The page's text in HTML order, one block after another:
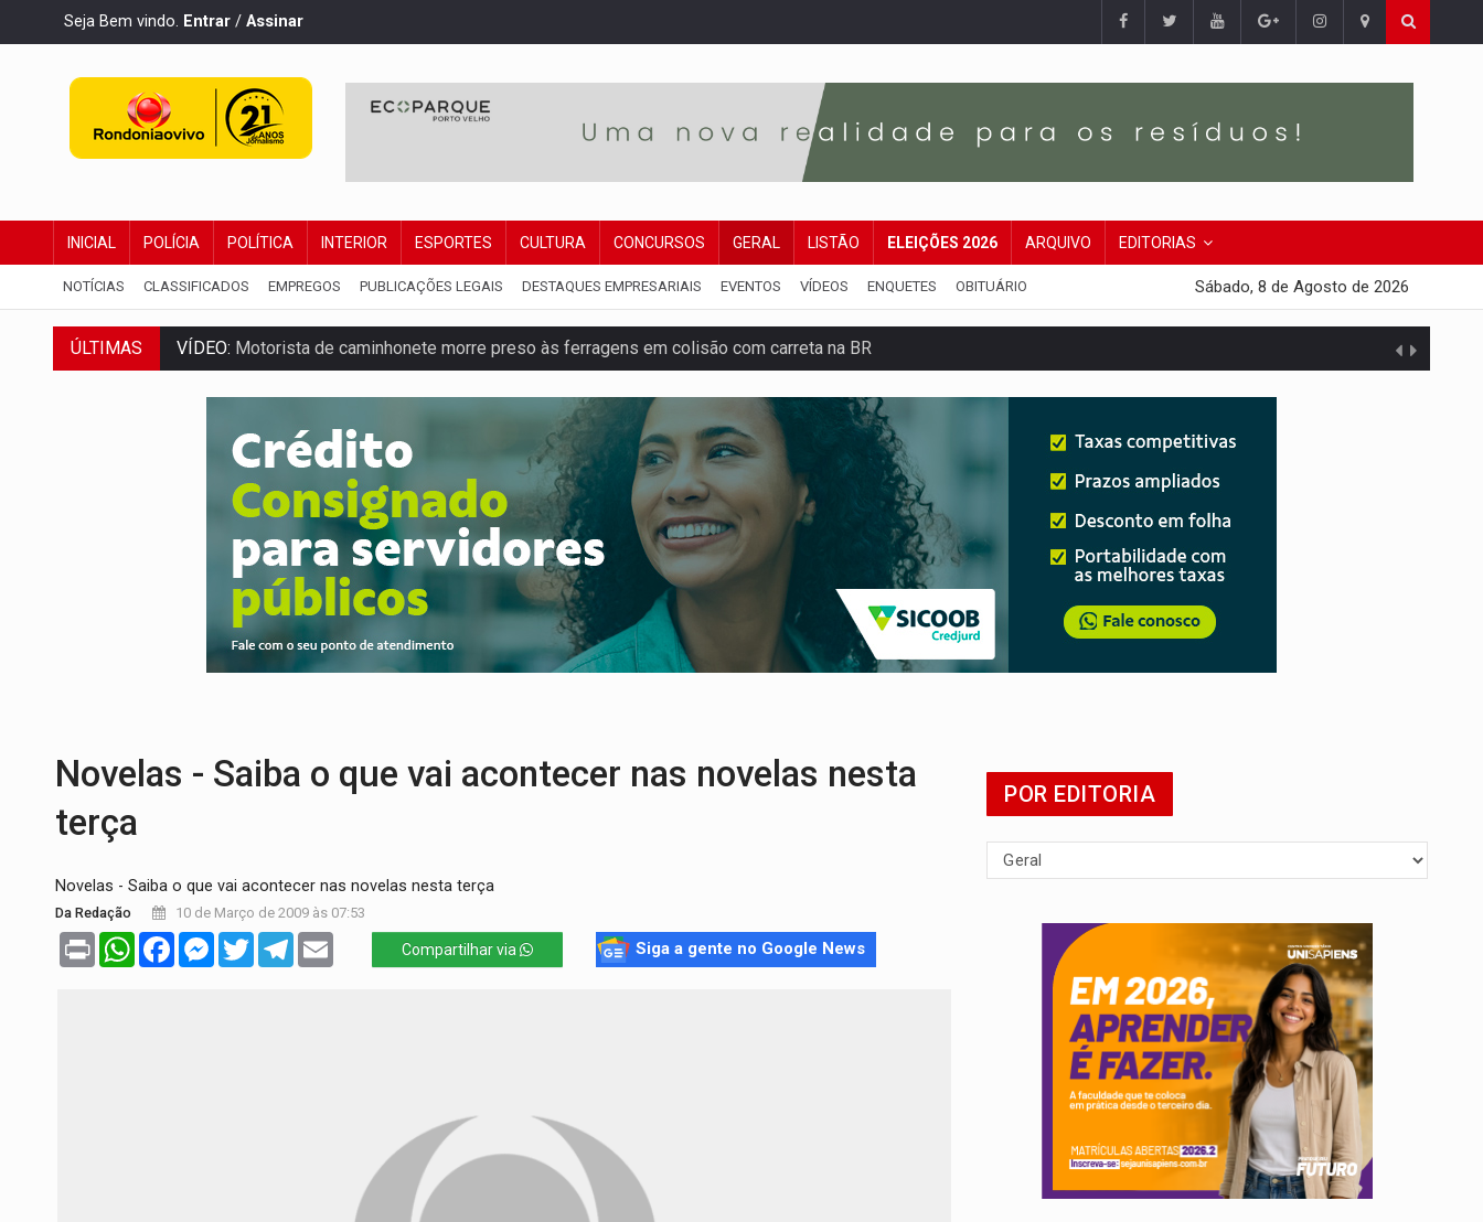
Seja Bem vindo. Entrar / Assinar
INICIAL POLÍCIA POLÍTICA INTERIOR ESPORTES CULTURA CONCURSOS GERAL LISTÃO ELEIÇÕES 2026 ARQUIVO EDITORIAS
NOTÍCIAS CLASSIFICADOS EMPREGOS PUBLICAÇÕES LEGAIS DESTAQUES EMPRESARIAIS EVENTOS VÍDEOS ENQUETES OBITUÁRIO Sábado, 8 de Agosto de 2026
ÚLTIMAS VÍDEO: Motorista de caminhonete morre preso às ferragens em colisão com carreta na BR
LAZER:Seis lugares gratuitos para aproveitar o fim de semana em Porto Velho
FTICCO e Força Tática prendem membro do CV com arma e drogas em boca de fumo
INCLUSÃO: Prefeitura fortalece parceria com a APAE para ampliar ações voltadas a PCD's
Exército testa inovações no combate a drones durante exercício antiaéreo
TEMAS SOCIOAMBIENTAIS:Em Itapuã do Oeste, CINEMAZÔNIA leva cinema amazônico a estudantes na escola
PREVISÃO:Interior de Rondônia terá sábado (8) de calor intenso e tempo firme
INFRAESTRUTURA:Após quase 30 anos de espera, asfalto chega ao bairro Nova Esperança
Novelas - Saiba o que vai acontecer nas novelas nesta
terça
Novelas - Saiba o que vai acontecer nas novelas nesta terça
Da Redação 10 de Março de 2009 às 07:53
Print WhatsAppFacebookMessenger
TwitterTelegram Compartilhar via Siga a gente no Google News
POR EDITORIA